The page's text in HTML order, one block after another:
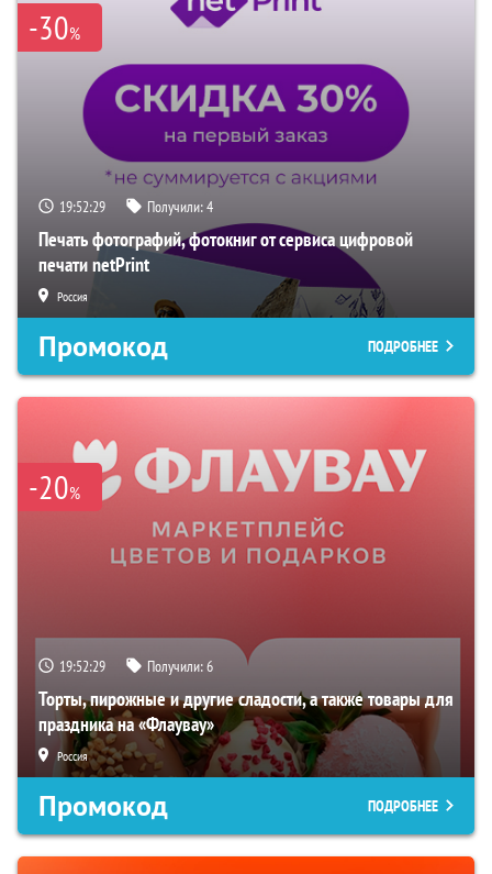
-30%
19:52:27 Получили:4
Печать фотографий, фотокниг от сервиса цифровой
печати netPrint
Россия
Промокод ПОДРОБНЕЕ
-20%
19:52:27 Получили:6
Торты, пирожные и другие сладости, а также товары для
праздника на «Флаувау»
Россия
Промокод ПОДРОБНЕЕ